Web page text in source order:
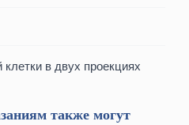
клетки в двух проекциях
также могут